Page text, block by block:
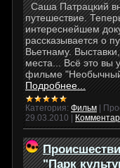
Саша Патрацкий
путешествие.
интереснейшем
рассказывается о
Вьетнаму.
места... Всё это вы
фильме
Подробнее...
Категория: Фильм
29.03.2010
"Парк